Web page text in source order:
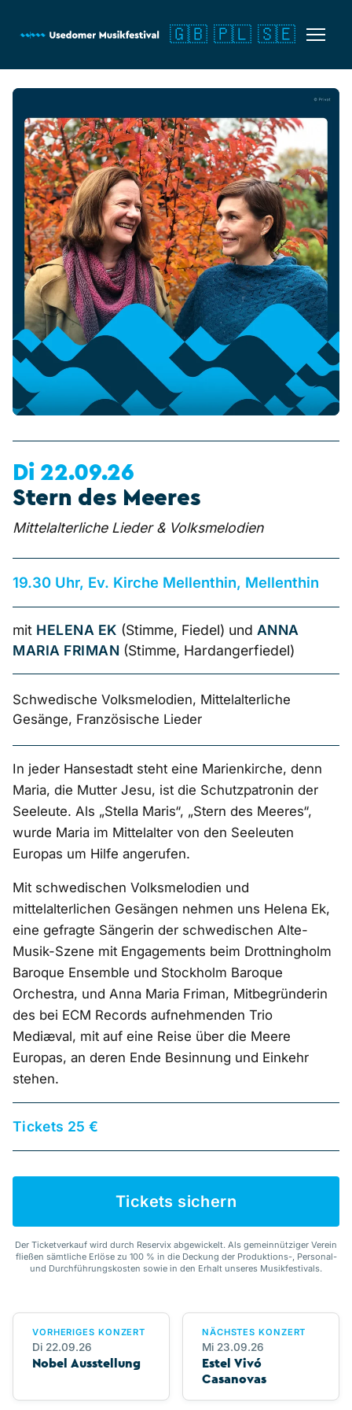
🇬🇧 🇵🇱 🇸🇪
Di 22.09.26
Stern des Meeres
Mittelalterliche Lieder & Volksmelodien
19.30 Uhr, Ev. Kirche Mellenthin, Mellenthin
mit HELENA EK (Stimme, Fiedel) und ANNA
MARIA FRIMAN (Stimme, Hardangerfiedel)
Schwedische Volksmelodien, Mittelalterliche
Gesänge, Französische Lieder
In jeder Hansestadt steht eine Marienkirche, denn
Maria, die Mutter Jesu, ist die Schutzpatronin der
Seeleute. Als „Stella Maris“, „Stern des Meeres“,
wurde Maria im Mittelalter von den Seeleuten
Europas um Hilfe angerufen.
Mit schwedischen Volksmelodien und
mittelalterlichen Gesängen nehmen uns Helena Ek,
eine gefragte Sängerin der schwedischen Alte-
Musik-Szene mit Engagements beim Drottningholm
Baroque Ensemble und Stockholm Baroque
Orchestra, und Anna Maria Friman, Mitbegründerin
des bei ECM Records aufnehmenden Trio
Mediæval, mit auf eine Reise über die Meere
Europas, an deren Ende Besinnung und Einkehr
stehen.
Tickets 25 €
Tickets sichern
Der Ticketverkauf wird durch Reservix abgewickelt. Als gemeinnütziger Verein
fließen sämtliche Erlöse zu 100 % in die Deckung der Produktions-, Personal-
und Durchführungskosten sowie in den Erhalt unseres Musikfestivals.
VORHERIGES KONZERT
Di 22.09.26
Nobel Ausstellung
NÄCHSTES KONZERT
Mi 23.09.26
Estel Vivó
Casanovas